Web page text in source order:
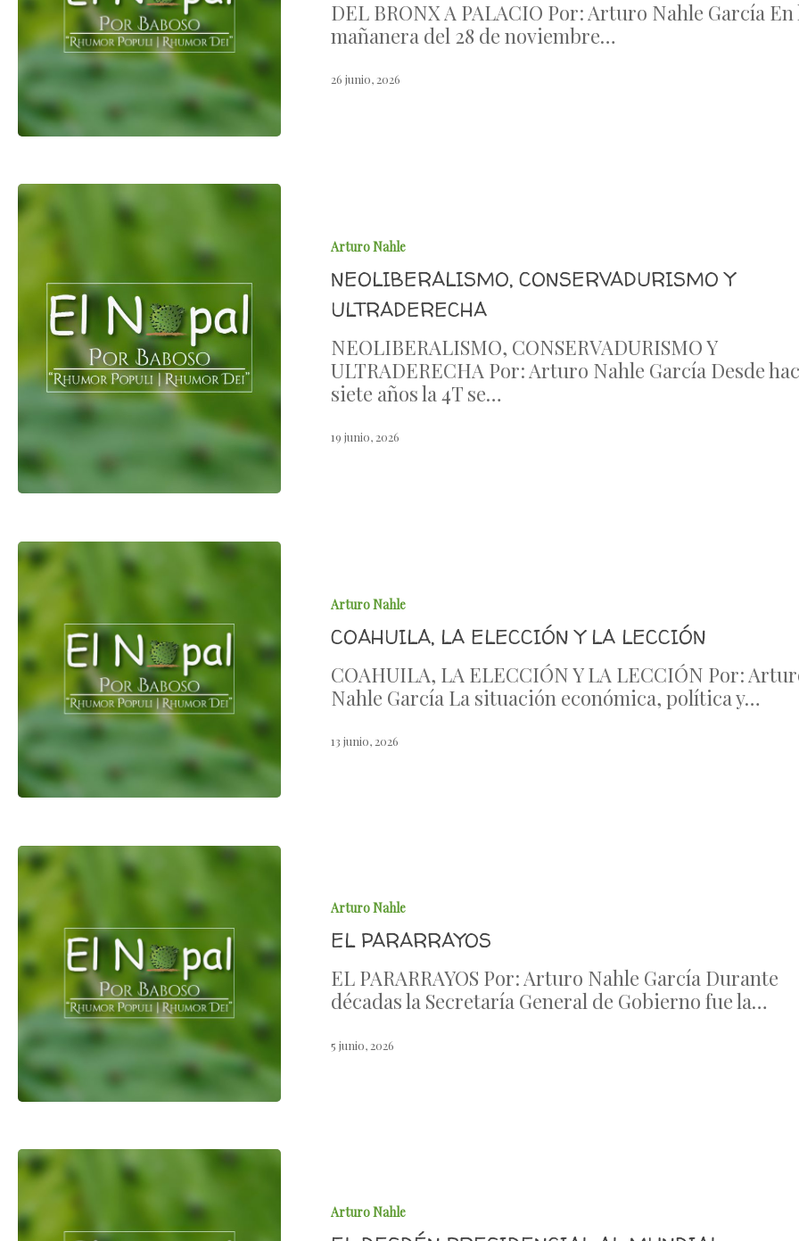
DEL BRONX A PALACIO Por: Arturo Nahle García En
mañanera del 28 de noviembre…
26 junio, 2026
Arturo Nahle
NEOLIBERALISMO, CONSERVADURISMO Y
ULTRADERECHA
NEOLIBERALISMO, CONSERVADURISMO Y
ULTRADERECHA Por: Arturo Nahle García Desde
siete años la 4T se…
19 junio, 2026
Arturo Nahle
COAHUILA, LA ELECCIÓN Y LA LECCIÓN
COAHUILA, LA ELECCIÓN Y LA LECCIÓN Por:
Nahle García La situación económica, política y…
13 junio, 2026
Arturo Nahle
EL PARARRAYOS
EL PARARRAYOS Por: Arturo Nahle García Durante
décadas la Secretaría General de Gobierno fue la…
5 junio, 2026
Arturo Nahle